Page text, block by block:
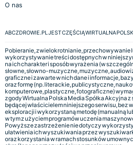
O nas
ABCZDROWIE.PL JEST CZĘŚCIĄ WIRTUALNA
Pobieranie, zwielokrotnianie, przechowywanie
wykorzystywanie treści dostępnych w
na ich charakter i sposób wyrażenia (w
słowne, słowno-muzyczne, muzyczne,
graficzne i zawarte w nich dane i informacje,
oraz formę (np. literackie, publicystyczne,
komputerowe, plastyczne, fotograficzne)
zgody Wirtualna Polska Media Spółka Akcyjna
będącej właścicielem niniejszego serwisu, bez
eksploracji i wykorzystaną metodę (manualną
w tym z użyciem programów uczenia
Powyższe zastrzeżenie nie dotyczy
ułatwienia ich wyszukiwania przez
oraz korzystania w ramach stosunków